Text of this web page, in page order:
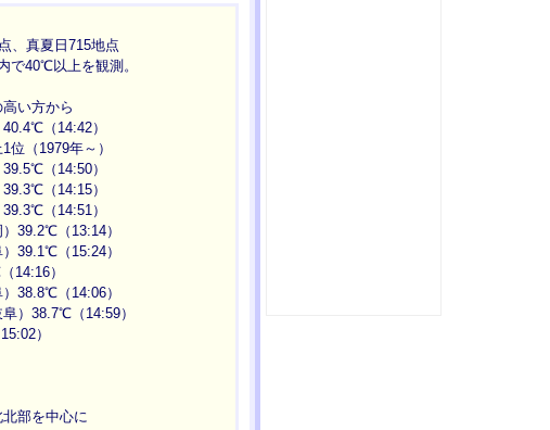
、真夏日715地点
で40℃以上を観測。
い方から
（14:42）
（1979年～）
（14:50）
（14:15）
（14:51）
39.2℃（13:14）
39.1℃（15:24）
14:16）
38.8℃（14:06）
）38.7℃（14:59）
）
部を中心に